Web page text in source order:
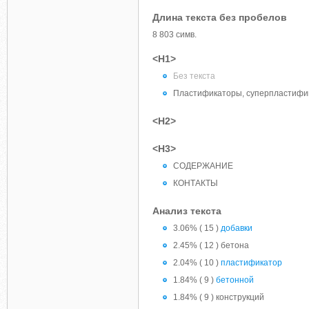
Длина текста без пробелов
8 803 симв.
<H1>
Без текста
Пластификаторы,
<H2>
<H3>
СОДЕРЖАНИЕ
КОНТАКТЫ
Анализ текста
3.06% ( 15 ) добавки
2.45% ( 12 ) бетона
2.04% ( 10 ) пластификатор
1.84% ( 9 ) бетонной
1.84% ( 9 ) конструкций